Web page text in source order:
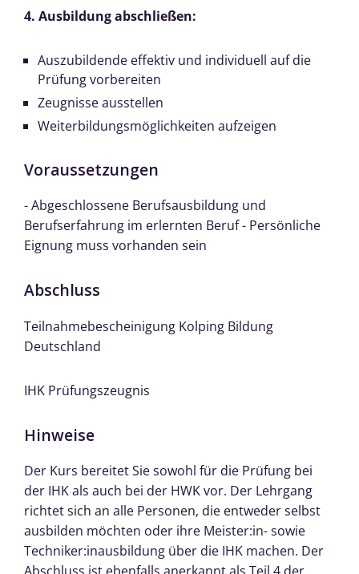
4. Ausbildung abschließen:
Auszubildende effektiv und individuell auf die
Prüfung vorbereiten
Zeugnisse ausstellen
Weiterbildungsmöglichkeiten aufzeigen
Voraussetzungen
- Abgeschlossene Berufsausbildung und
Berufserfahrung im erlernten Beruf - Persönliche
Eignung muss vorhanden sein
Abschluss
Teilnahmebescheinigung Kolping Bildung
Deutschland
IHK Prüfungszeugnis
Hinweise
Der Kurs bereitet Sie sowohl für die Prüfung bei
der IHK als auch bei der HWK vor. Der Lehrgang
richtet sich an alle Personen, die entweder selbst
ausbilden möchten oder ihre Meister:in- sowie
Techniker:inausbildung über die IHK machen. Der